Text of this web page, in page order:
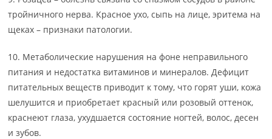
тройничного нерва. Красное ухо, сыпь на лице, эритема на
щеках – признаки патологии.
10. Метаболические нарушения на фоне неправильного
питания и недостатка витаминов и минералов. Дефицит
питательных веществ приводит к тому, что горят уши, кожа
шелушится и приобретает красный или розовый оттенок,
краснеют глаза, ухудшается состояние ногтей, волос, десен
и зубов.